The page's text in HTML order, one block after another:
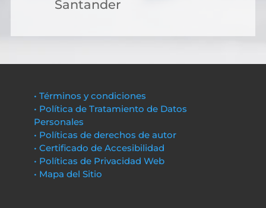
Santander
• Términos y condiciones
• Política de Tratamiento de Datos
Personales
• Políticas de derechos de autor
• Certificado de Accesibilidad
• Políticas de Privacidad Web
• Mapa del Sitio